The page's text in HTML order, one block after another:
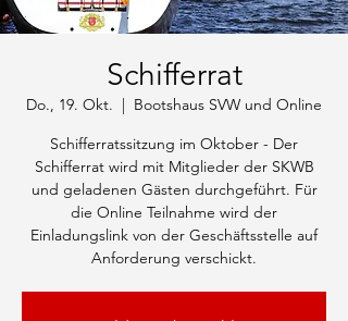
Schifferrat
Do., 19. Okt.
  |
Bootshaus SVW und Online
Schifferratssitzung im Oktober - Der
Schifferrat wird mit Mitglieder der SKWB
und geladenen Gästen durchgeführt. Für
die Online Teilnahme wird der
Einladungslink von der Geschäftsstelle auf
Anforderung verschickt.